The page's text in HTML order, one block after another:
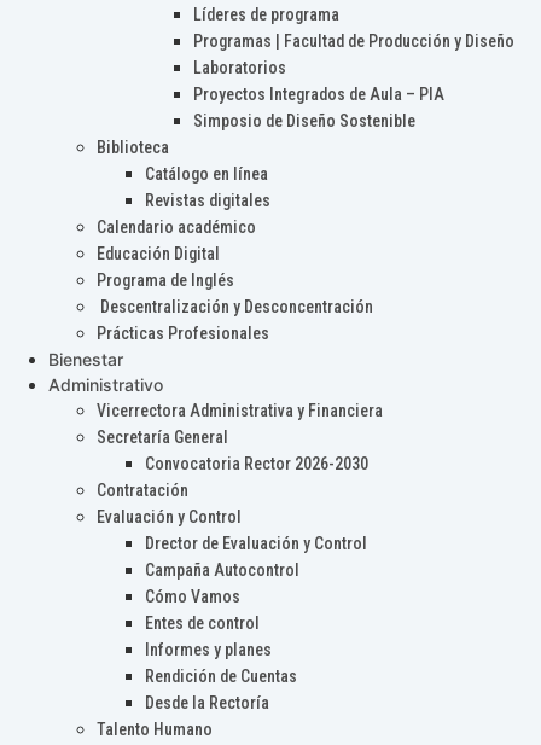
Líderes de programa
Programas | Facultad de Producción y Diseño
Laboratorios
Proyectos Integrados de Aula – PIA
Simposio de Diseño Sostenible
Biblioteca
Catálogo en línea
Revistas digitales
Calendario académico
Educación Digital
Programa de Inglés
Descentralización y Desconcentración
Prácticas Profesionales
Bienestar
Administrativo
Vicerrectora Administrativa y Financiera
Secretaría General
Convocatoria Rector 2026-2030
Contratación
Evaluación y Control
Drector de Evaluación y Control
Campaña Autocontrol
Cómo Vamos
Entes de control
Informes y planes
Rendición de Cuentas
Desde la Rectoría
Talento Humano